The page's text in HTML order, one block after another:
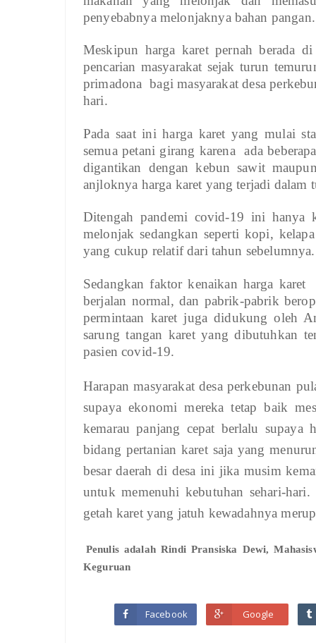
penyebabnya melonjaknya bahan pangan.
Meskipun harga karet pernah berada
pencarian masyarakat sejak turun
primadona bagi masyarakat desa
hari.
Pada saat ini harga karet yang mulai
semua petani girang karena ada
digantikan dengan kebun sawit
anjloknya harga karet yang terjadi dalam
Ditengah pandemi covid-19 ini hanya
melonjak sedangkan seperti kopi,
yang cukup relatif dari tahun sebelumnya.
Sedangkan faktor kenaikan harga
berjalan normal, dan pabrik-pabrik
permintaan karet juga didukung oleh
sarung tangan karet yang dibutuhkan
pasien covid-19.
Harapan masyarakat desa perkebunan
supaya ekonomi mereka tetap baik
kemarau panjang cepat berlalu
bidang pertanian karet saja yang
besar daerah di desa ini jika musim
untuk memenuhi kebutuhan sehari-
getah karet yang jatuh kewadahnya
Penulis adalahRindi Pransiska Dewi,
Keguruan
Facebook Google